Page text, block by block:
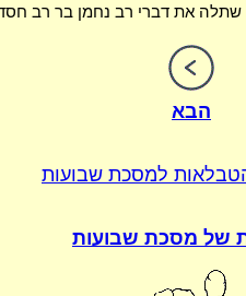
שתלה את דברי רב נחמן בר רב
הבא
למסכת שבועות
של מסכת שבועות